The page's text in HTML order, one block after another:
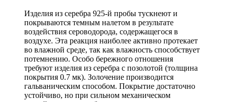
Изделия из серебра 925-й пробы тускнеют и
покрываются темным налетом в результате
воздействия сероводорода, содержащегося в
воздухе. Эта реакция наиболее активно протекает
во влажной среде, так как влажность способствует
потемнению. Особо бережного отношения
требуют изделия из серебра с позолотой (толщина
покрытия 0.7 мк). Золочение производится
гальваническим способом. Покрытие достаточно
устойчиво, но при сильном механическом